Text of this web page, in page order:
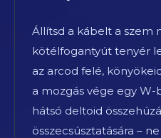
Állítsd a kábelt a szem
kötélfogantyút tenyér
az arcod felé,
a mozgás vége egy W-
hátsó deltoid
összecsúsztatására –